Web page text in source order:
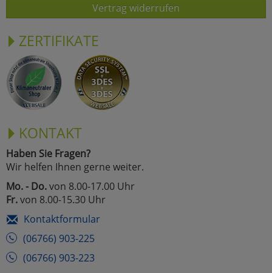
Vertrag widerrufen
ZERTIFIKATE
KONTAKT
Haben Sie Fragen?
Wir helfen Ihnen gerne weiter.
Mo. - Do.von 8.00-17.00 Uhr
Fr.von 8.00-15.30 Uhr
Kontaktformular
(06766) 903-225
(06766) 903-223